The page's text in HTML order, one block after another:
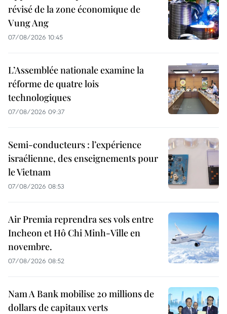
révisé de la zone économique de
Vung Ang
07/08/2026 10:45
L’Assemblée nationale examine la
réforme de quatre lois
technologiques
07/08/2026 09:37
Semi-conducteurs : l’expérience
israélienne, des enseignements pour
le Vietnam
07/08/2026 08:53
Air Premia reprendra ses vols entre
Incheon et Hô Chi Minh-Ville en
novembre.
07/08/2026 08:52
Nam A Bank mobilise 20 millions de
dollars de capitaux verts